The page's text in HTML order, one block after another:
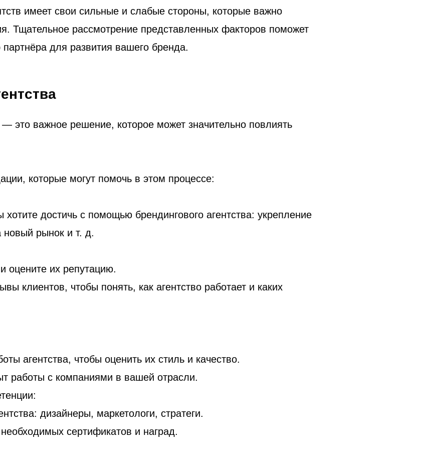
имеет свои сильные и слабые стороны, которые важно
Тщательное рассмотрение представленных факторов поможет
для развития вашего бренда.
— это важное решение, которое может значительно повлиять
которые могут помочь в этом процессе:
достичь с помощью брендингового агентства: укрепление
новый рынок и т. д.
оцените их репутацию.
клиентов, чтобы понять, как агентство работает и каких
агентства, чтобы оценить их стиль и качество.
работы с компаниями в вашей отрасли.
дизайнеры, маркетологи, стратеги.
сертификатов и наград.